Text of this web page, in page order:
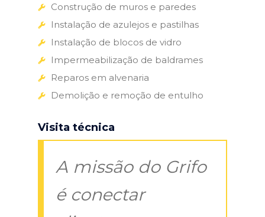
Construção de muros e paredes
Instalação de azulejos e pastilhas
Instalação de blocos de vidro
Impermeabilização de baldrames
Reparos em alvenaria
Demolição e remoção de entulho
Visita técnica
A missão do Grifo
é conectar